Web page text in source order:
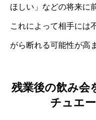
ほしい」などの将来に
これによって相手には
がら断れる可能性が高
残業後の飲み会
チュエ